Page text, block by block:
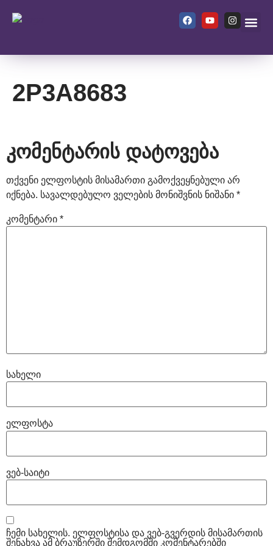
2P3A8683
კომენტარის დატოვება
თქვენი ელფოსტის მისამართი გამოქვეყნებული არ
იქნება. სავალდებულო ველების მონიშვნის ნიშანი *
კომენტარი *
სახელი
ელფოსტა
ვებ-საიტი
ჩემი სახელის. ელფოსტისა და ვებ-გვერდის მისამართის
შენახვა ამ ბრაუზერში შემდგომში კომენტარებში